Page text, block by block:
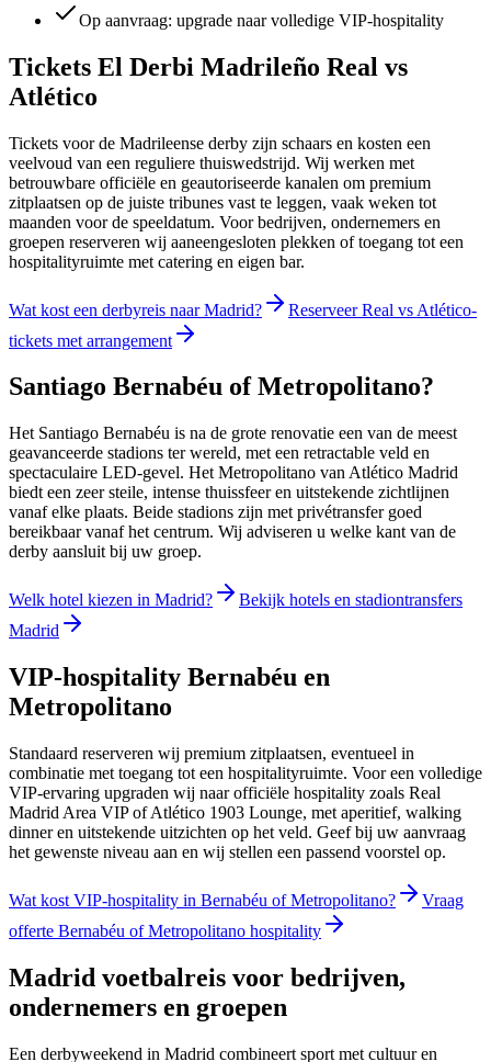
Op aanvraag: upgrade naar volledige VIP-hospitality
Tickets El Derbi Madrileño Real vs
Atlético
Tickets voor de Madrileense derby zijn schaars en kosten een
veelvoud van een reguliere thuiswedstrijd. Wij werken met
betrouwbare officiële en geautoriseerde kanalen om premium
zitplaatsen op de juiste tribunes vast te leggen, vaak weken tot
maanden voor de speeldatum. Voor bedrijven, ondernemers en
groepen reserveren wij aaneengesloten plekken of toegang tot een
hospitalityruimte met catering en eigen bar.
Wat kost een derbyreis naar Madrid?
Reserveer Real vs Atlético-
tickets met arrangement
Santiago Bernabéu of Metropolitano?
Het Santiago Bernabéu is na de grote renovatie een van de meest
geavanceerde stadions ter wereld, met een retractable veld en
spectaculaire LED-gevel. Het Metropolitano van Atlético Madrid
biedt een zeer steile, intense thuissfeer en uitstekende zichtlijnen
vanaf elke plaats. Beide stadions zijn met privétransfer goed
bereikbaar vanaf het centrum. Wij adviseren u welke kant van de
derby aansluit bij uw groep.
Welk hotel kiezen in Madrid?
Bekijk hotels en stadiontransfers
Madrid
VIP-hospitality Bernabéu en
Metropolitano
Standaard reserveren wij premium zitplaatsen, eventueel in
combinatie met toegang tot een hospitalityruimte. Voor een volledige
VIP-ervaring upgraden wij naar officiële hospitality zoals Real
Madrid Area VIP of Atlético 1903 Lounge, met aperitief, walking
dinner en uitstekende uitzichten op het veld. Geef bij uw aanvraag
het gewenste niveau aan en wij stellen een passend voorstel op.
Wat kost VIP-hospitality in Bernabéu of Metropolitano?
Vraag
offerte Bernabéu of Metropolitano hospitality
Madrid voetbalreis voor bedrijven,
ondernemers en groepen
Een derbyweekend in Madrid combineert sport met cultuur en